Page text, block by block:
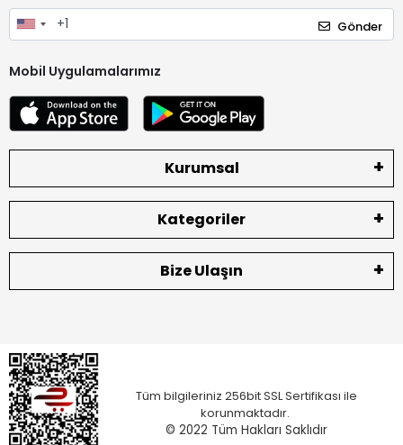
Gönder
Mobil Uygulamalarımız
Kurumsal
Kategoriler
Bize Ulaşın
Tüm bilgileriniz 256bit SSL Sertifikası ile
korunmaktadır.
© 2022 Tüm Hakları Saklıdır